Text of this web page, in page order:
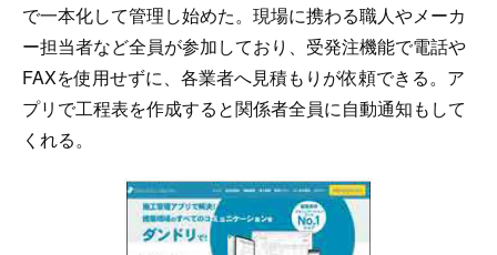
で一本化して管理し始めた。現場に携わる職人やメーカ
ー担当者など全員が参加しており、受発注機能で電話や
FAXを使用せずに、各業者へ見積もりが依頼できる。ア
プリで工程表を作成すると関係者全員に自動通知もして
くれる。